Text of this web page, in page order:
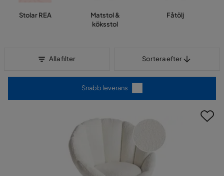
Stolar REA
Matstol &
köksstol
Fåtölj
Alla filter Sortera efter
Snabb leverans